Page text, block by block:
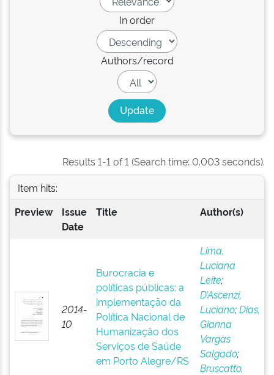
In order
Authors/record
Results 1-1 of 1 (Search time: 0.003 seconds).
Item hits:
Preview
Issue
Date
Title Author(s)
2014-
10
Burocracia e
políticas públicas: a
implementação da
Política Nacional de
Humanização dos
Serviços de Saúde
em Porto Alegre/RS
Lima,
Luciana
Leite;
D’Ascenzi,
Luciano;Dias,
Gianna
Vargas
Salgado;
Bruscatto,